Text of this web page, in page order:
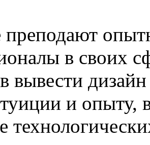
преподают
в своих
вывести
и опыту,